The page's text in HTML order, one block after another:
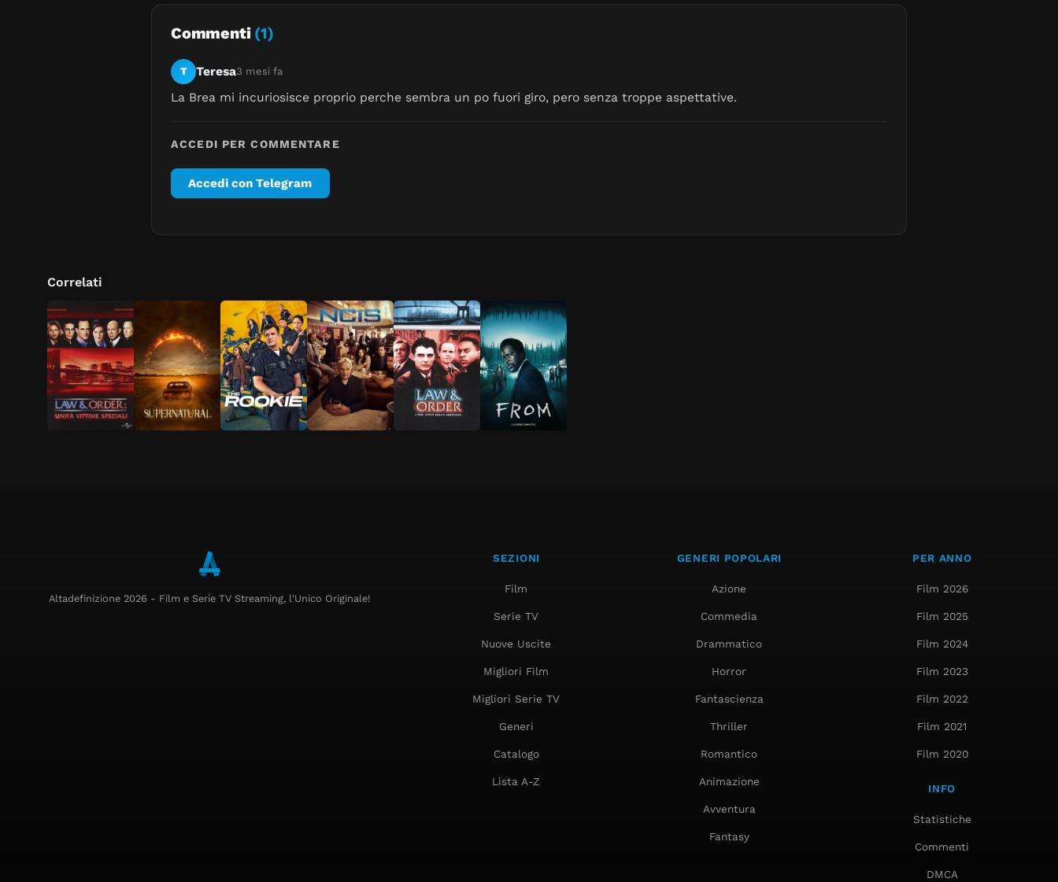
Commenti (1)
T Teresa3 mesi fa
La Brea mi incuriosisce proprio perche sembra un po fuori giro, pero senza troppe aspettative.
ACCEDI PER COMMENTARE
Accedi con Telegram
Correlati
Altadefinizione 2026 - Film e Serie TV Streaming, l'Unico Originale!
SEZIONI
Film
Serie TV
Nuove Uscite
Migliori Film
Migliori Serie TV
Generi
Catalogo
Lista A-Z
GENERI POPOLARI
Azione
Commedia
Drammatico
Horror
Fantascienza
Thriller
Romantico
Animazione
Avventura
Fantasy
PER ANNO
Film 2026
Film 2025
Film 2024
Film 2023
Film 2022
Film 2021
Film 2020
INFO
Statistiche
Commenti
DMCA